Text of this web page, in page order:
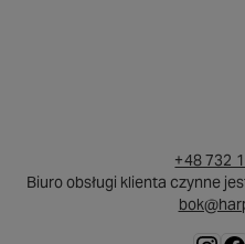
+48 732
Biuro obsługi klienta czynne